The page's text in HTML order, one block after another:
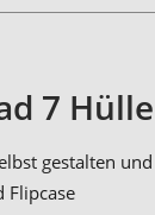
7
gestalten
Flipcase